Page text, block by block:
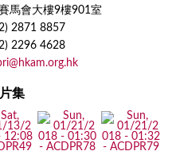
馬會大樓9樓901室
2871 8857
2296 4628
集